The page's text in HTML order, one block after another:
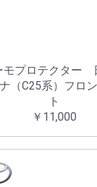
モプロテクター
（C25系）フロ
ト
￥11,000